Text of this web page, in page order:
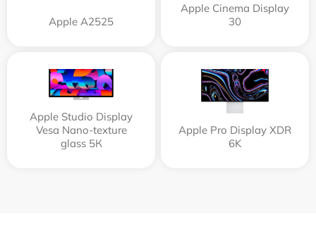
Apple А2525
Apple Cinema Display
30
Apple Studio Display
Vesa Nano-texture
glass 5К
Apple Pro Display XDR
6K